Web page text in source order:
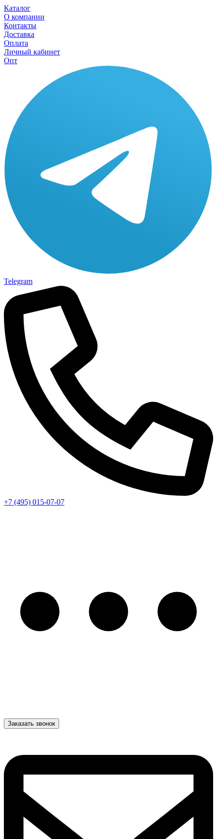
Каталог
О компании
Контакты
Доставка
Оплата
Личный кабинет
Опт
Telegram
+7 (495) 015-07-07
Заказать звонок